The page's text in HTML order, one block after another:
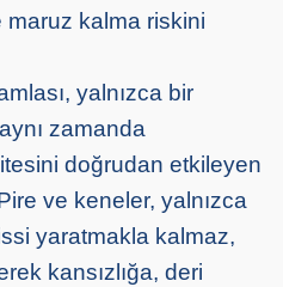
kalma riskini
yalnızca bir
zamanda
doğrudan etkileyen
ve keneler, yalnızca
yaratmakla kalmaz,
kansızlığa, deri